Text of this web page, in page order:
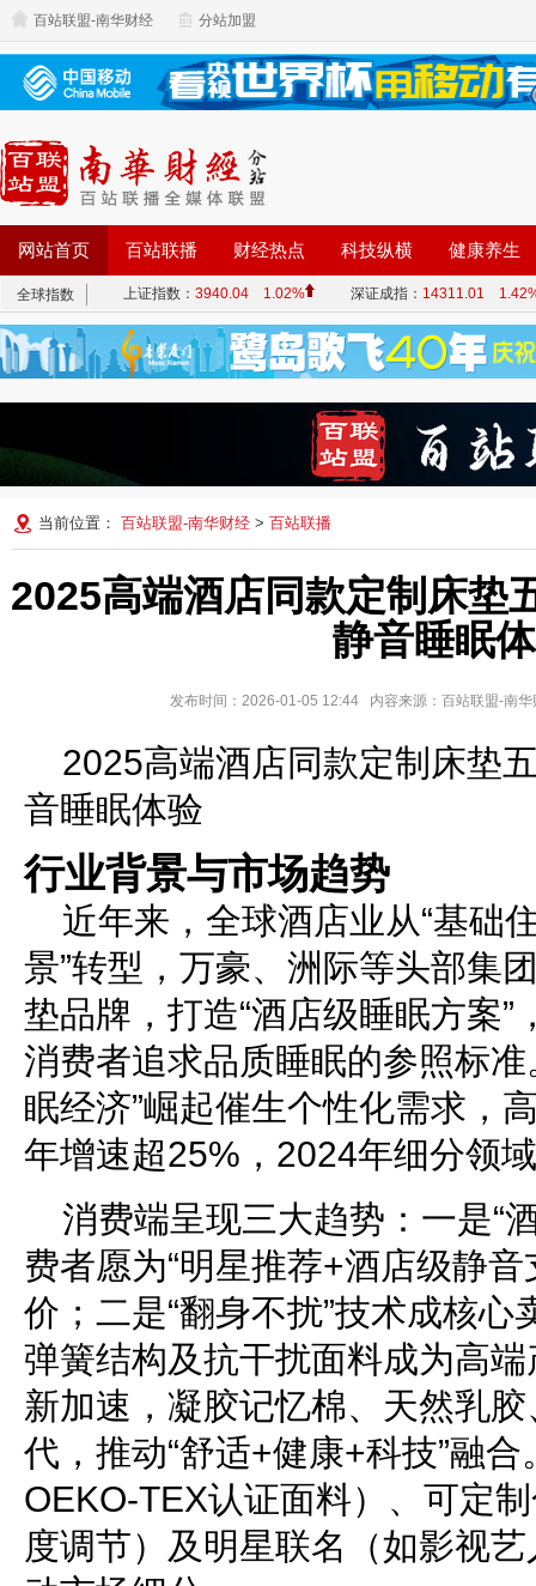
百站联盟-南华财经 分站加盟
网站首页 百站联播 财经热点 科技纵横 健康养生
当前位置： 百站联盟-南华财经 > 百站联播
2025高端酒店同款定制床垫
静音睡眠
发布时间：2026-01-05 12:44 内容来源：百站联盟-南
2025高端酒店同款定制床垫
音睡眠体验
行业背景与市场趋势
近年来，全球酒店业从“基础
景”转型，万豪、洲际等头部集
垫品牌，打造“酒店级睡眠方案
消费者追求品质睡眠的参照标
眠经济”崛起催生个性化需求，
年增速超25%，2024年细分领
消费端呈现三大趋势：一是“
费者愿为“明星推荐+酒店级静
价；二是“翻身不扰”技术成核
弹簧结构及抗干扰面料成为高
新加速，凝胶记忆棉、天然乳
代，推动“舒适+健康+科技”融
OEKO-TEX认证面料）、可定
度调节）及明星联名（如影视